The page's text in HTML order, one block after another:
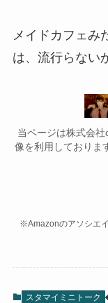
メイドカフェみ
は、流行らない
当ページは株式会
像を利用しておりま
※Amazonのアソシエ
スタマイミニトーク